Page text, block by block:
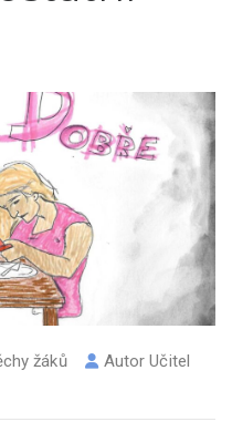
žáků AutorUčitel